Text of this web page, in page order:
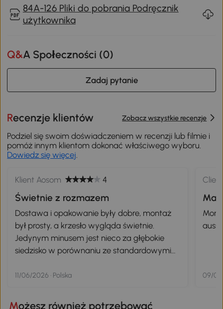
84A-126 Pliki do pobrania Podręcznik
użytkownika
Q&A Społeczności (0)
Zadaj pytanie
Recenzje klientów Zobacz wszystkie recenzje
Podziel się swoim doświadczeniem w recenzji lub filmie i
pomóż innym klientom dokonać właściwego wyboru.
Dowiedz się więcej.
Klient Aosom 4
Świetnie z rozmazem
Dostawa i opakowanie były dobre, montaż
był prosty, a krzesło wygląda świetnie.
Jedynym minusem jest nieco za głębokie
siedzisko w porównaniu ze standardowymi
11/06/2026 · Polska
Mon
09/
Możesz również potrzebować